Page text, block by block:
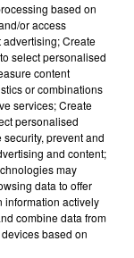
nocturne
des habitants
reprises de feu
based on
or access
Create
select personalised
content
or combinations
services; Create
personalised
prevent and
and content;
may
data to offer
information actively
combine data from
based on